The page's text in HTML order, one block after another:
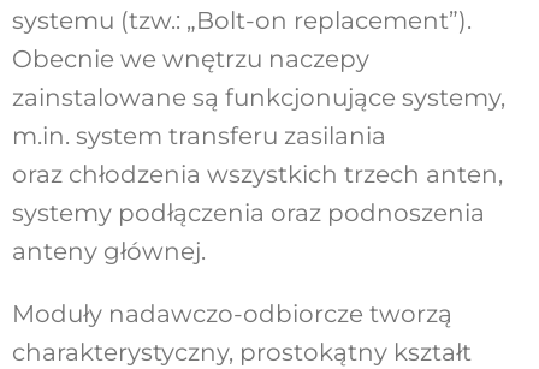
systemu (tzw.: „Bolt-on replacement”).
Obecnie we wnętrzu naczepy
zainstalowane są funkcjonujące systemy,
m.in. system transferu zasilania
oraz chłodzenia wszystkich trzech anten,
systemy podłączenia oraz podnoszenia
anteny głównej.
Moduły nadawczo-odbiorcze tworzą
charakterystyczny, prostokątny kształt